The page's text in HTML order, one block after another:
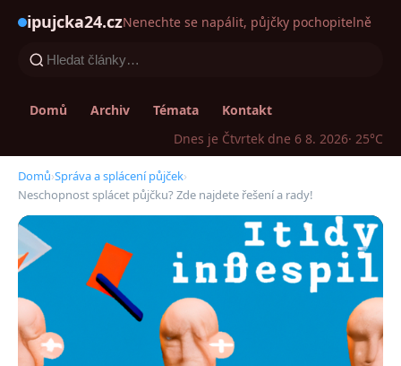
ipujcka24.czNenechte se napálit, půjčky pochopitelně
Domů Archiv Témata
Kontakt
Dnes je Čtvrtek dne 6 8. 2026· 25°C
Domů›Správa a splácení půjček›
Neschopnost splácet půjčku? Zde najdete řešení a rady!